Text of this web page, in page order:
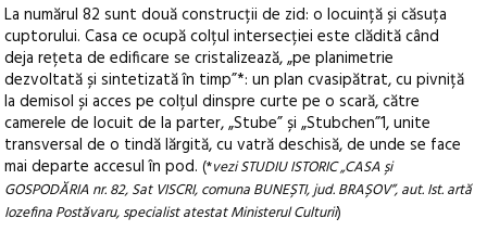
La numărul 82 sunt două construcții de zid: o locuință și căsuța
cuptorului. Casa ce ocupă colțul intersecției este clădită când
deja rețeta de edificare se cristalizează, „pe planimetrie
dezvoltată și sintetizată în timp”*: un plan cvasipătrat, cu pivniță
la demisol și acces pe colțul dinspre curte pe o scară, către
camerele de locuit de la parter, „Stube” și „Stubchen”1, unite
transversal de o tindă lărgită, cu vatră deschisă, de unde se face
mai departe accesul în pod.(*vezi STUDIU ISTORIC „CASA și
GOSPODĂRIA nr. 82, Sat VISCRI, comuna BUNEȘTI, jud. BRAȘOV”, aut. Ist. artă
Iozefina Postăvaru, specialist atestat Ministerul Culturii)